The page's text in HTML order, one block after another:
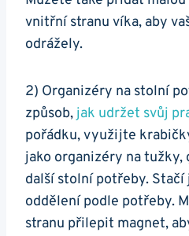
vnitřní stranu víka, aby
odrážely.
2) Organizéry na stolní
způsob, jak udržet svůj⁢
pořádku, využijte
jako organizéry na tužky,
další stolní potřeby.
oddělení podle potřeby.
stranu přilepit magnet,